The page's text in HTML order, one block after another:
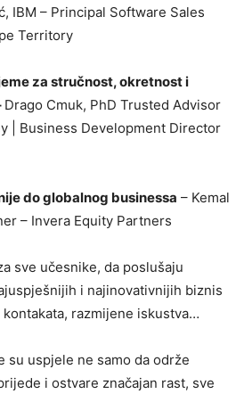
IBM – Principal Software Sales
Territory
za stručnost, okretnost i
Drago Cmuk, PhD Trusted Advisor
| Business Development Director
do globalnog businessa – Kemal
– Invera Equity Partners
sve učesnike, da poslušaju
i najinovativnijih biznis
razmijene iskustva…
su uspjele ne samo da održe
i ostvare značajan rast, sve